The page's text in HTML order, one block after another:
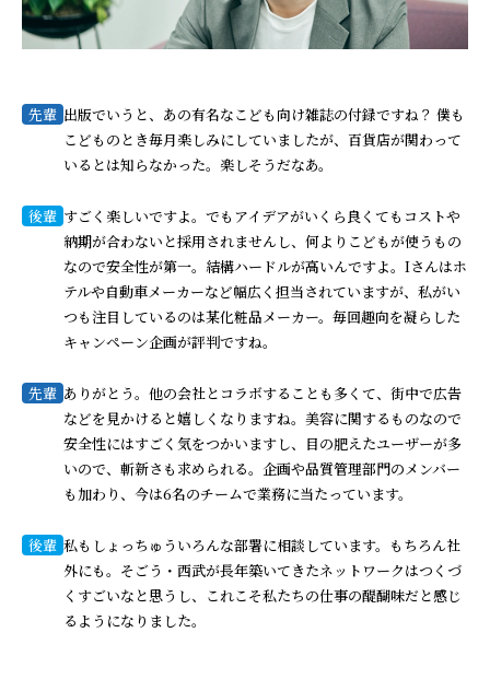
先輩 出版でいうと、あの有名なこども向け雑誌の付録ですね？ 僕も
こどものとき毎月楽しみにしていましたが、百貨店が関わって
いるとは知らなかった。楽しそうだなあ。
後輩 すごく楽しいですよ。でもアイデアがいくら良くてもコストや
納期が合わないと採用されませんし、何よりこどもが使うもの
なので安全性が第一。結構ハードルが高いんですよ。Iさんはホ
テルや自動車メーカーなど幅広く担当されていますが、私がい
つも注目しているのは某化粧品メーカー。毎回趣向を凝らした
キャンペーン企画が評判ですね。
先輩 ありがとう。他の会社とコラボすることも多くて、街中で広告
などを見かけると嬉しくなりますね。美容に関するものなので
安全性にはすごく気をつかいますし、目の肥えたユーザーが多
いので、斬新さも求められる。企画や品質管理部門のメンバー
も加わり、今は6名のチームで業務に当たっています。
後輩 私もしょっちゅういろんな部署に相談しています。もちろん社
外にも。そごう・西武が長年築いてきたネットワークはつくづ
くすごいなと思うし、これこそ私たちの仕事の醍醐味だと感じ
るようになりました。